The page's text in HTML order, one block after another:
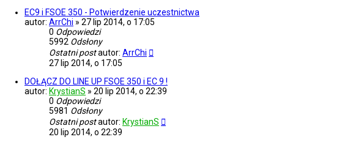
EC9 i FSOE 350 - Potwierdzenie uczestnictwa
autor: ArrChi » 27 lip 2014, o 17:05
0 Odpowiedzi
5992 Odsłony
Ostatni postautor: ArrChi
27 lip 2014, o 17:05
DOŁĄCZ DO LINE UP FSOE 350 i EC 9 !
autor: KrystianS » 20 lip 2014, o 22:39
0 Odpowiedzi
5981 Odsłony
Ostatni postautor: KrystianS
20 lip 2014, o 22:39